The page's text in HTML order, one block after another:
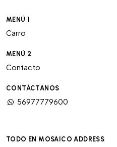
MENÚ 1
Carro
MENÚ 2
Contacto
CONTÁCTANOS
56977779600
TODO EN MOSAICO ADDRESS